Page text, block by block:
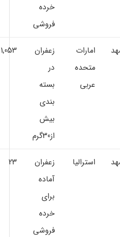
خرده
فروشي
امارات
متحده
عربي
زعفران
در
بسته
بندي
بيش
از30گرم
1,053
استراليا
زعفران
آماده
براي
خرده
فروشي
23